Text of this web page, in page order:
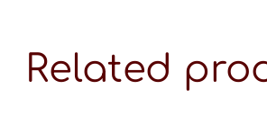
Related